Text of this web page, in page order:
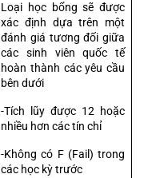
Loại học bổng sẽ được
xác định dựa trên một
đánh giá tương đối giữa
các sinh viên quốc tế
hoàn thành các yêu cầu
bên dưới
-Tích lũy được 12 hoặc
nhiều hơn các tín chỉ
-Không có F (Fail) trong
các học kỳ trước